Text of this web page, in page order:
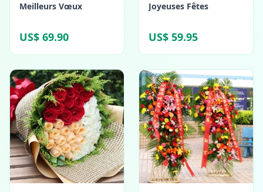
Meilleurs Vœux
US$ 69.90
Joyeuses Fêtes
US$ 59.95